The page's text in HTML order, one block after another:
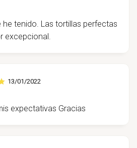
he tenido. Las tortillas perfectas
excepcional.
13/01/2022
expectativas Gracias